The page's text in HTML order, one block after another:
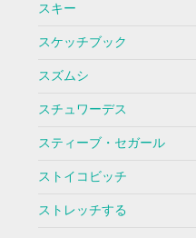
スキー
スケッチブック
スズムシ
スチュワーデス
スティーブ・セガール
ストイコビッチ
ストレッチする